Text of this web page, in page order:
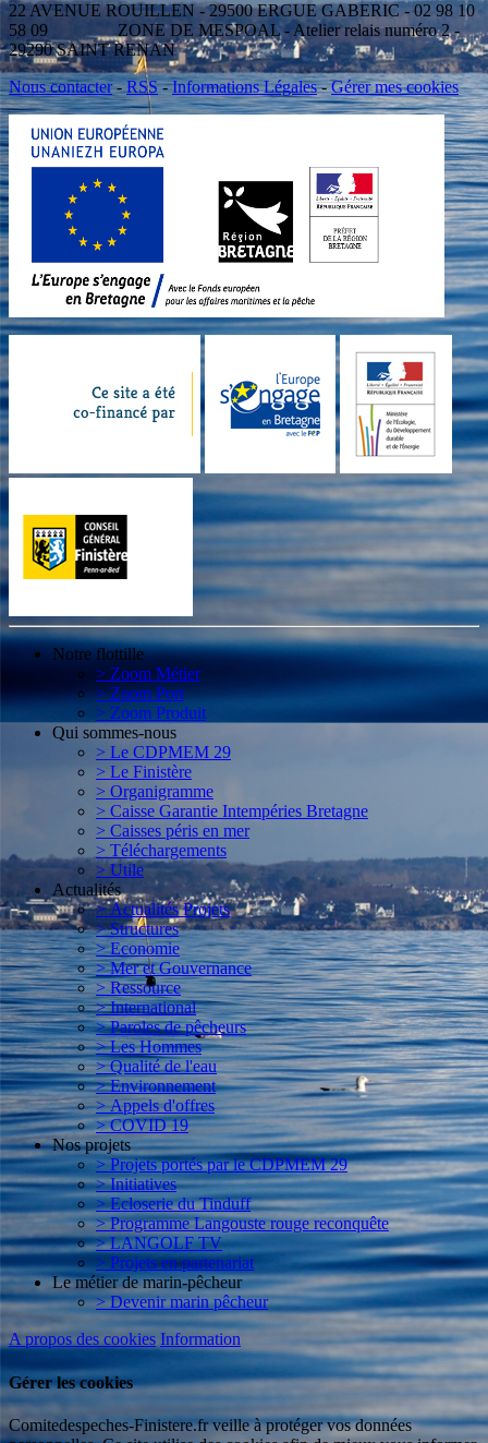
22 AVENUE ROUILLEN - 29500 ERGUE GABERIC - 02 98 10
58 09 ZONE DE MESPOAL - Atelier relais numéro 2 -
29290 SAINT RENAN
Nous contacter-RSS-Informations Légales-Gérer mes cookies
Notre flottille
> Zoom Métier
> Zoom Port
> Zoom Produit
Qui sommes-nous
> Le CDPMEM 29
> Le Finistère
> Organigramme
> Caisse Garantie Intempéries Bretagne
> Caisses péris en mer
> Téléchargements
> Utile
Actualités
> Actualités Projets
> Structures
> Economie
> Mer et Gouvernance
> Ressource
> International
> Paroles de pêcheurs
> Les Hommes
> Qualité de l'eau
> Environnement
> Appels d'offres
> COVID 19
Nos projets
> Projets portés par le CDPMEM 29
> Initiatives
> Ecloserie du Tinduff
> Programme Langouste rouge reconquête
> LANGOLF TV
> Projets en partenariat
Le métier de marin-pêcheur
> Devenir marin pêcheur
A propos des cookies Information
Gérer les cookies
Comitedespeches-Finistere.fr veille à protéger vos données